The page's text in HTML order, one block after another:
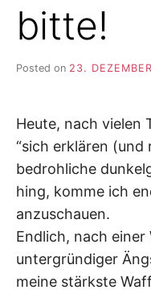
bitte!
Posted on 23.
Heute, nach vielen
“sich erklären
bedrohliche
hing, komme ich
anzuschauen.
Endlich, nach einer
untergründiger
meine stärkste